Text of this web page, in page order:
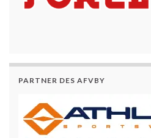
PARTNER DES AFVBY